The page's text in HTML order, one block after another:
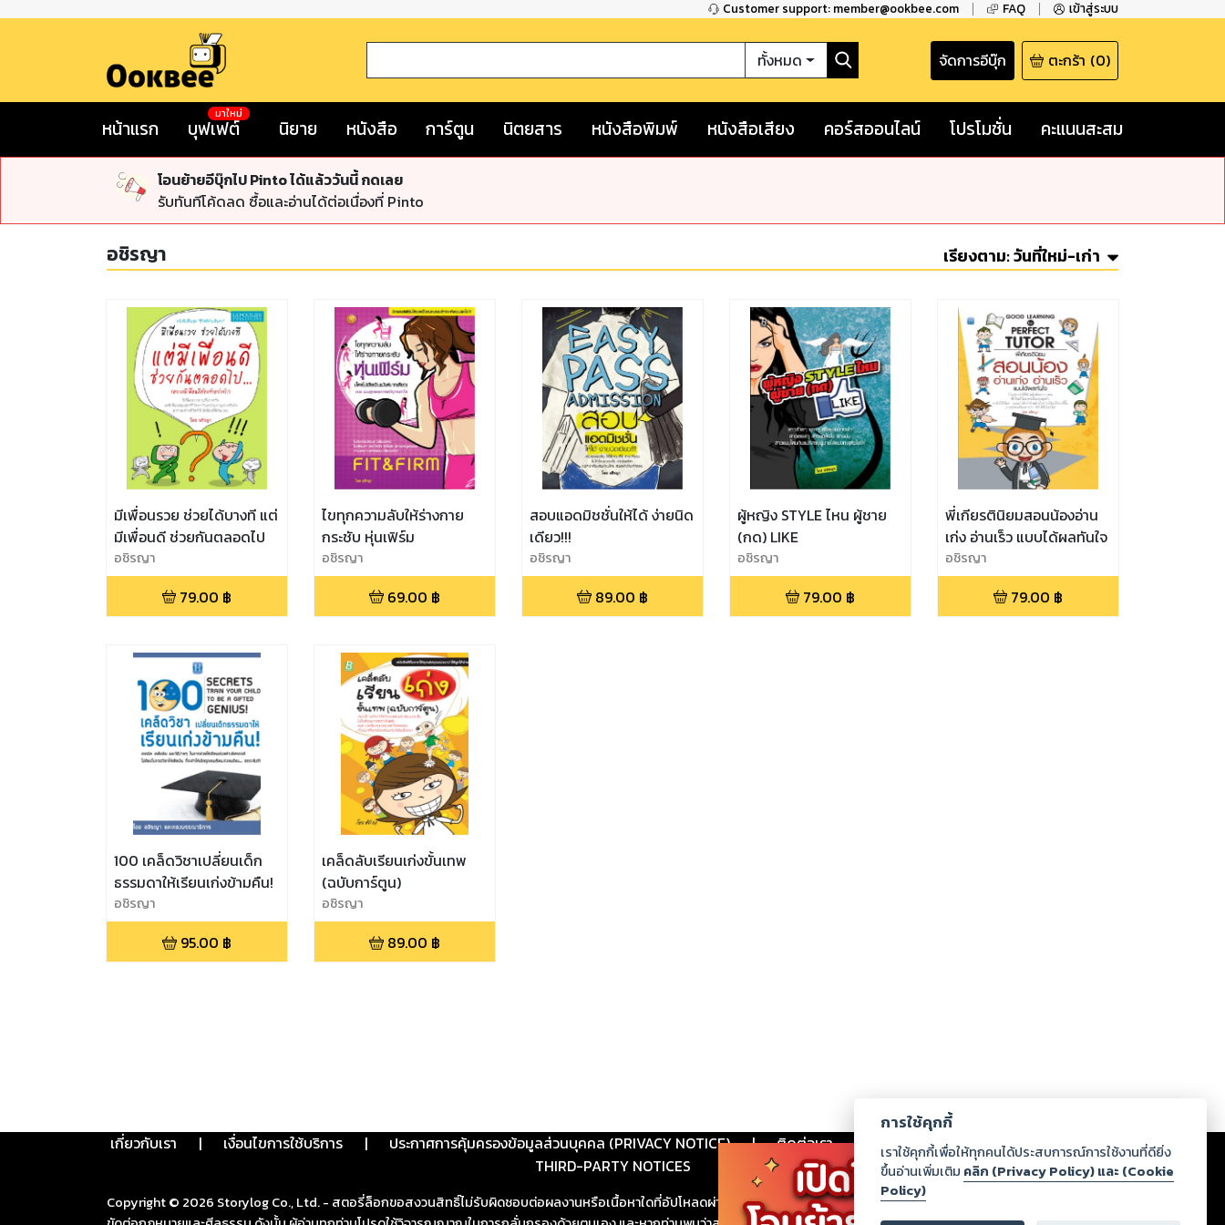
Customer support: member@ookbee.com FAQ เข้าสู่ระบบ
ทั้งหมด จัดการอีบุ๊ก ตะกร้า (0)
หน้าแรก บุฟเฟต์
มาใหม่
นิยาย หนังสือ การ์ตูน นิตยสาร หนังสือพิมพ์ หนังสือเสียง คอร์สออนไลน์ โปรโมชั่น คะแนนสะสม
โอนย้ายอีบุ๊กไป Pinto ได้แล้ววันนี้ กดเลย
รับทันทีโค้ดลด ซื้อและอ่านได้ต่อเนื่องที่ Pinto
อชิรญา เรียงตาม:วันที่ใหม่-เก่า
มีเพื่อนรวย ช่วยได้บางที แต่
มีเพื่อนดี ช่วยกันตลอดไป
อชิรญา
79.00 ฿
ไขทุกความลับให้ร่างกาย
กระชับ หุ่นเฟิร์ม
อชิรญา
69.00 ฿
สอบแอดมิชชั่นให้ได้ ง่ายนิด
เดียว!!!
อชิรญา
89.00 ฿
ผู้หญิง STYLE ไหน ผู้ชาย
(กด) LIKE
อชิรญา
79.00 ฿
พี่เกียรตินิยมสอนน้องอ่าน
เก่ง อ่านเร็ว แบบได้ผลทันใจ
อชิรญา
79.00 ฿
100 เคล็ดวิชาเปลี่ยนเด็ก
ธรรมดาให้เรียนเก่งข้ามคืน!
อชิรญา
95.00 ฿
เคล็ดลับเรียนเก่งขั้นเทพ
(ฉบับการ์ตูน)
อชิรญา
89.00 ฿
เกี่ยวกับเรา | เงื่อนไขการใช้บริการ | ประกาศการคุ้มครองข้อมูลส่วนบุคคล (PRIVACY NOTICE) | ติดต่อเรา ร่วมงานกับเรา ดาวน์โหลด
THIRD-PARTY NOTICES
Copyright © 2026 Storylog Co., Ltd. - สตอรี่ล็อกขอสงวนสิทธิ์ไม่รับผิดชอบต่อผลงานหรือเนื้อหาใดที่อัปโหลดผ่านเว็บไซต์และปรากฏว่าละเมิดสิทธิในทรัพย์สินทางปัญญาของบุคคลอื่นหรือ
การใช้คุกกี้
เราใช้คุกกี้เพื่อให้ทุกคนได้ประสบการณ์การใช้งานที่ดียิ่ง
ขึ้นอ่านเพิ่มเติม คลิก (Privacy Policy) และ (Cookie
Policy)